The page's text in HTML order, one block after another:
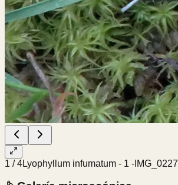
1 /4Lyophyllum infumatum - 1 -IMG_0227